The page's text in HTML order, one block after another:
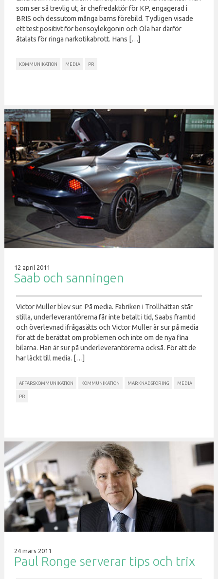
som ser så trevlig ut, är chefredaktör för KP, engagerad i
BRIS och dessutom många barns förebild. Tydligen visade
ett test positivt för bensoylekgonin och Ola har därför
åtalats för ringa narkotikabrott. Hans […]
KOMMUNIKATION MEDIA PR
12 april 2011
Saab och sanningen
Victor Muller blev sur. På media. Fabriken i Trollhättan står
stilla, underleverantörerna får inte betalt i tid, Saabs framtid
och överlevnad ifrågasätts och Victor Muller är sur på media
för att de berättat om problemen och inte om de nya fina
bilarna. Han är sur på underleverantörerna också. För att de
har läckt till media. […]
AFFÄRSKOMMUNIKATION KOMMUNIKATION MARKNADSFÖRING MEDIA
PR
24 mars 2011
Paul Ronge serverar tips och trix